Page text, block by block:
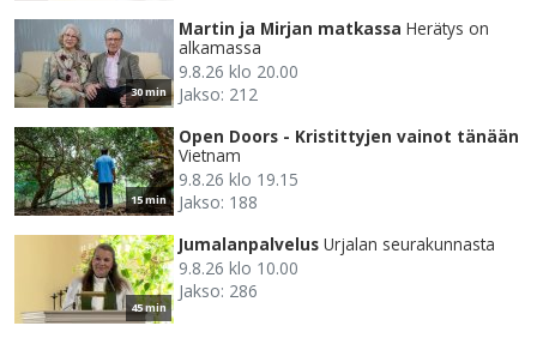
30 min
Martin ja Mirjan matkassa Herätys on
alkamassa
9.8.26 klo 20.00
Jakso: 212
15 min
Open Doors - Kristittyjen vainot tänään
Vietnam
9.8.26 klo 19.15
Jakso: 188
45 min
Jumalanpalvelus Urjalan seurakunnasta
9.8.26 klo 10.00
Jakso: 286